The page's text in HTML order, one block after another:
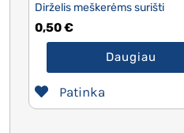
Dirželis meškerėms surišti
0,50€
Daugiau
Patinka